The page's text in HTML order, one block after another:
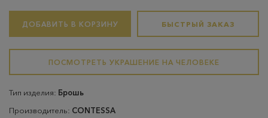
ДОБАВИТЬ В КОРЗИНУ БЫСТРЫЙ ЗАКАЗ
ПОСМОТРЕТЬ УКРАШЕНИЕ НА ЧЕЛОВЕКЕ
Тип изделия: Брошь
Производитель: CONTESSA